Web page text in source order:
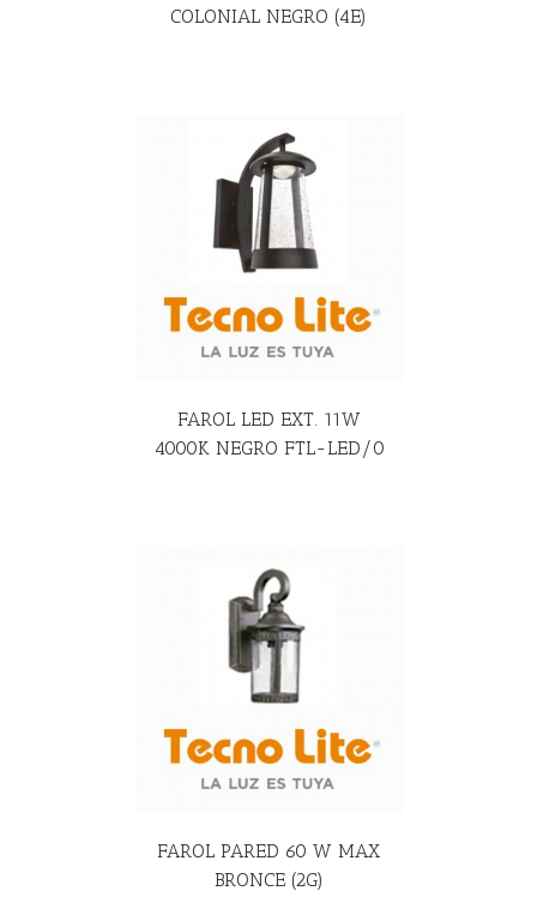
COLONIAL NEGRO (4E)
FAROL LED EXT. 11W
4000K NEGRO FTL-LED/0
FAROL PARED 60 W MAX
BRONCE (2G)